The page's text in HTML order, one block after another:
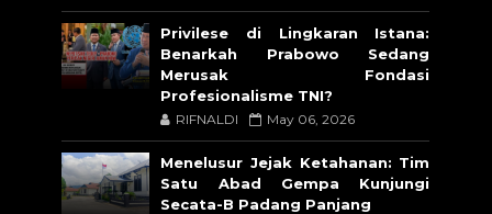
Privilese di Lingkaran Istana:
Benarkah Prabowo Sedang
Merusak Fondasi
Profesionalisme TNI?
RIFNALDI May 06, 2026
Menelusur Jejak Ketahanan: Tim
Satu Abad Gempa Kunjungi
Secata-B Padang Panjang